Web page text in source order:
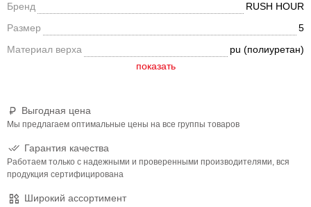
Выгодная цена
Мы предлагаем оптимальные цены на все группы товаров
Гарантия качества
Работаем только с надежными и проверенными производителями, вся
продукция сертифицирована
Широкий ассортимент
Бренд
RUSH HOUR
Размер
5
Материал верха
pu (полиуретан)